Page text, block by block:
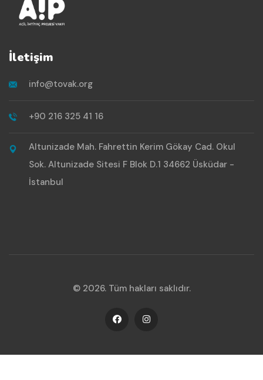
İletişim
info@tovak.org
+90 216 325 41 16
Altunizade Mah. Fahrettin Kerim Gökay Cad. Okul
Sok. Altunizade Sitesi F Blok D.1 34662 Üsküdar -
İstanbul
© 2026. Tüm hakları saklıdır.